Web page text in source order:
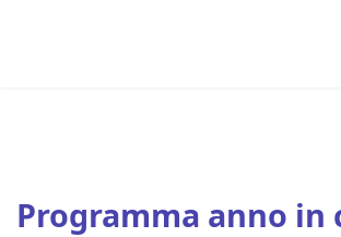
Programma anno in